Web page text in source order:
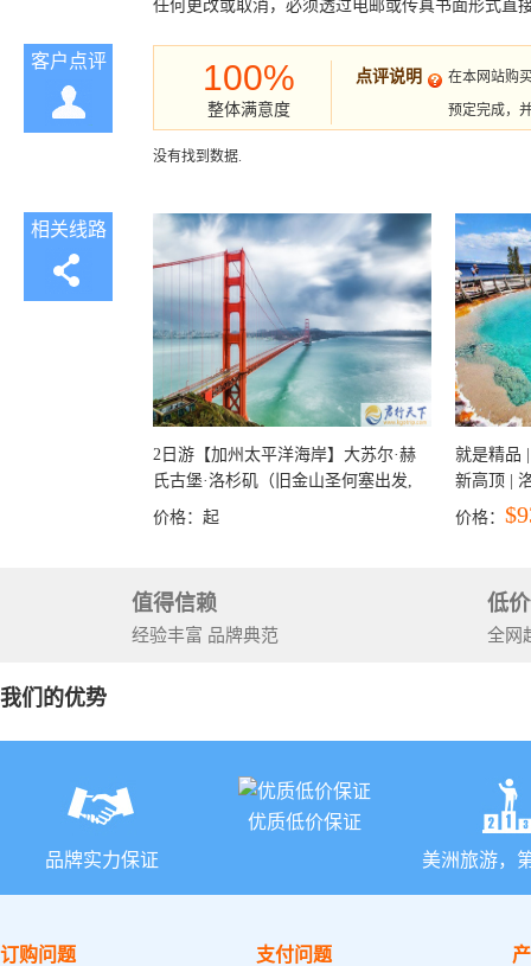
任何更改或取消，必须透过电邮或传真书面形式直
客户点评 100%
整体满意度
点评说明
在本网站购
预定完成，
没有找到数据.
相关线路
2日游【加州太平洋海岸】大苏尔·赫
氏古堡·洛杉矶（旧金山圣何塞出发,
洛杉矶结束）
价格： 起
就是精品
新高顶 |
彩穴+马
价格：
值得信赖
经验丰富 品牌典范
低
全网
我们的优势
品牌实力保证
优质低价保证
美洲旅游，
订购问题 支付问题